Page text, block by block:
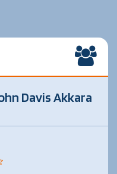
Davis Akkara